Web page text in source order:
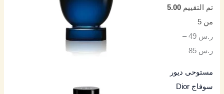
تم التقييم5.00
من 5
ر.س 49
–
ر.س 85
مستوحى ديور
سوفاج Dior